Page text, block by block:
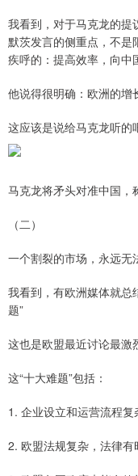
我看到，对于马克龙的提
默茨发言的侧重点，不是
疾呼的：提高效率，向中
他说得很明确：欧洲的增
这应该是说给马克龙听的
马克龙将矛头对准中国，
（二）
一个割裂的市场，永远无
我看到，有欧洲媒体就总
题”
这也是欧盟最近讨论最激
这“十大难题”包括：
1. 企业设立和运营流程复
2. 欧盟法规复杂，法律有